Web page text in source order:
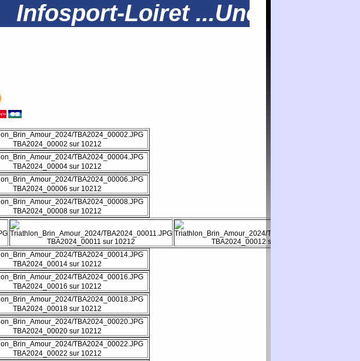
Infosport-Loiret ...Une photo
TBA2024_00002 sur 10212
TBA2024_00004 sur 10212
TBA2024_00006 sur 10212
TBA2024_00008 sur 10212
TBA2024_00011 sur 10212 TBA2024_00012 sur 10212
TBA2024_00014 sur 10212
TBA2024_00016 sur 10212
TBA2024_00018 sur 10212
TBA2024_00020 sur 10212
TBA2024_00022 sur 10212